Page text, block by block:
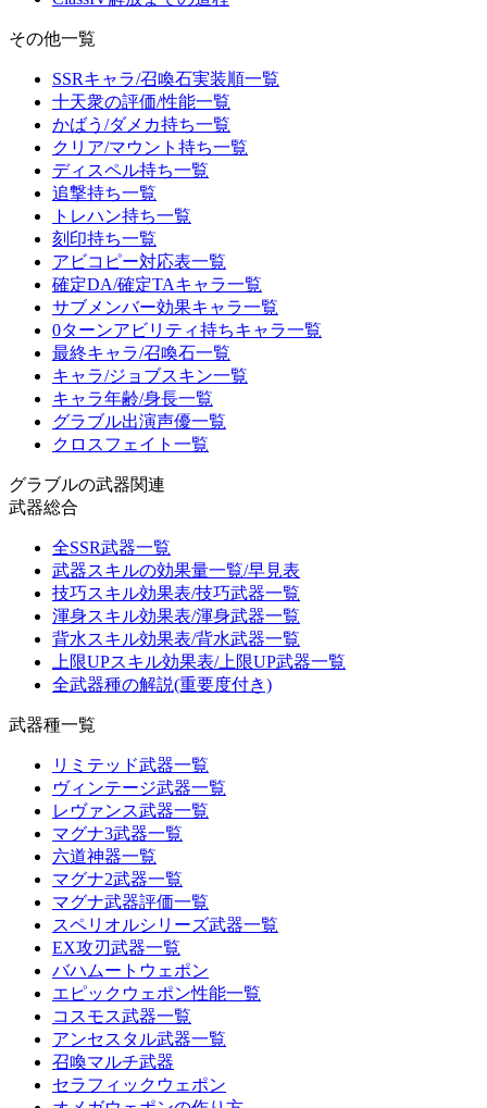
その他一覧
SSRキャラ/召喚石実装順一覧
十天衆の評価/性能一覧
かばう/ダメカ持ち一覧
クリア/マウント持ち一覧
ディスペル持ち一覧
追撃持ち一覧
トレハン持ち一覧
刻印持ち一覧
アビコピー対応表一覧
確定DA/確定TAキャラ一覧
サブメンバー効果キャラ一覧
0ターンアビリティ持ちキャラ一覧
最終キャラ/召喚石一覧
キャラ/ジョブスキン一覧
キャラ年齢/身長一覧
グラブル出演声優一覧
クロスフェイト一覧
グラブルの武器関連
武器総合
全SSR武器一覧
武器スキルの効果量一覧/早見表
技巧スキル効果表/技巧武器一覧
渾身スキル効果表/渾身武器一覧
背水スキル効果表/背水武器一覧
上限UPスキル効果表/上限UP武器一覧
全武器種の解説(重要度付き)
武器種一覧
リミテッド武器一覧
ヴィンテージ武器一覧
レヴァンス武器一覧
マグナ3武器一覧
六道神器一覧
マグナ2武器一覧
マグナ武器評価一覧
スペリオルシリーズ武器一覧
EX攻刃武器一覧
バハムートウェポン
エピックウェポン性能一覧
コスモス武器一覧
アンセスタル武器一覧
召喚マルチ武器
セラフィックウェポン